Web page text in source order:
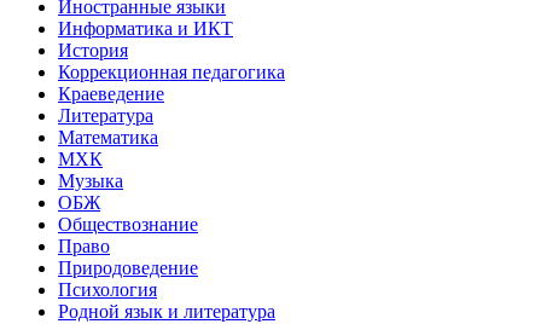
Иностранные языки
Информатика и ИКТ
История
Коррекционная педагогика
Краеведение
Литература
Математика
МХК
Музыка
ОБЖ
Обществознание
Право
Природоведение
Психология
Родной язык и литература